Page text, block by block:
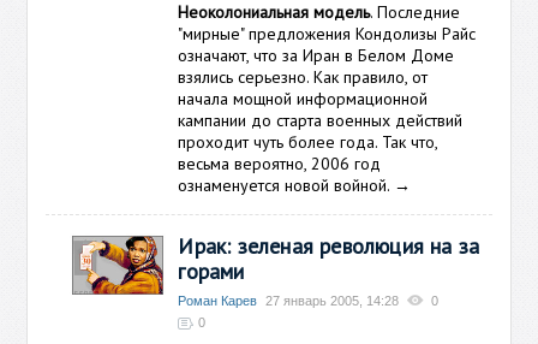
Неоколониальная модель. Последние
"мирные" предложения Кондолизы Райс
означают, что за Иран в Белом Доме
взялись серьезно. Как правило, от
начала мощной информационной
кампании до старта военных действий
проходит чуть более года. Так что,
весьма вероятно, 2006 год
ознаменуется новой войной. →
Ирак: зеленая революция на за
горами
Роман Карев 27 январь 2005, 14:28
0
0